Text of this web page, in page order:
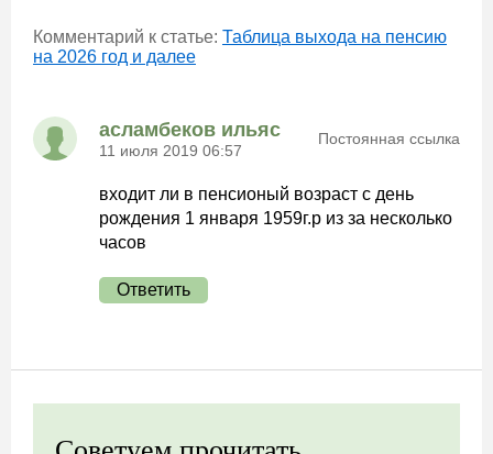
Комментарий к статье: Таблица выхода на пенсию
на 2026 год и далее
асламбеков ильяс
11 июля 2019 06:57
Постоянная ссылка
входит ли в пенсионый возраст с день
рождения 1 января 1959г.р из за несколько
часов
Ответить